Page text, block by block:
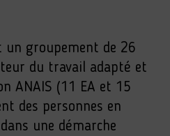
un groupement de 26
du travail adapté et
ANAIS (11 EA et 15
des personnes en
une démarche